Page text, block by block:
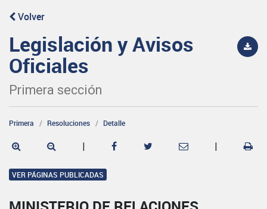
Volver
Legislación y Avisos
Oficiales
Primera sección
Primera Resoluciones Detalle
| |
VER PÁGINAS PUBLICADAS